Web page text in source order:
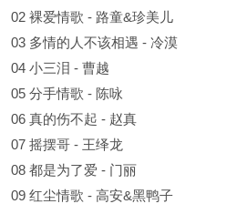
02 裸爱情歌 - 路童&珍美儿
03 多情的人不该相遇 - 冷漠
04 小三泪 - 曹越
05 分手情歌 - 陈咏
06 真的伤不起 - 赵真
07 摇摆哥 - 王绎龙
08 都是为了爱 - 门丽
09 红尘情歌 - 高安&黑鸭子